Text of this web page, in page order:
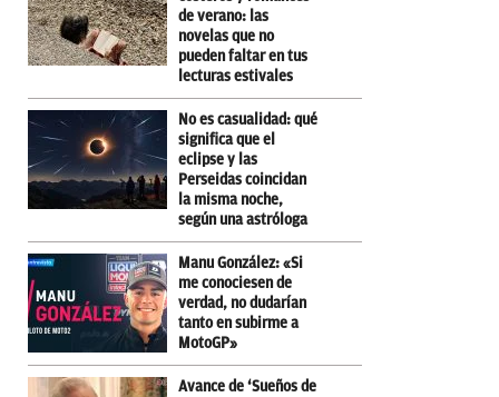
de verano: las
novelas que no
pueden faltar en tus
lecturas estivales
No es casualidad: qué
significa que el
eclipse y las
Perseidas coincidan
la misma noche,
según una astróloga
Manu González: «Si
me conociesen de
verdad, no dudarían
tanto en subirme a
MotoGP»
Avance de ‘Sueños de